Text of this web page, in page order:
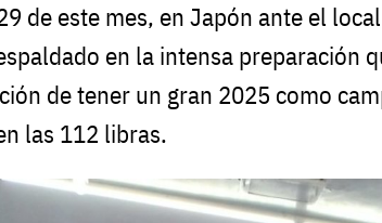
de este mes, en Japón ante el
en la intensa preparación
de tener un gran 2025 como
las 112 libras.